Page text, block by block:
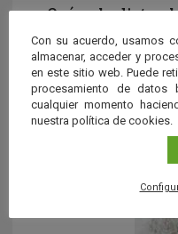
¿Qué es la dieta
que el limón
alcalina en el
Conseguir un peso
y desterrar
cardiopatías. Estas […]
Con su acuerdo, usamos
almacenar, acceder y
en este sitio web. Puede
procesamiento de datos
cualquier momento
nuestra política de cookies.